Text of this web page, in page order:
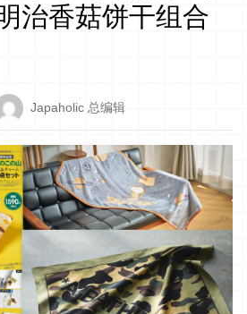
治香菇饼干组合
Japaholic 总编辑